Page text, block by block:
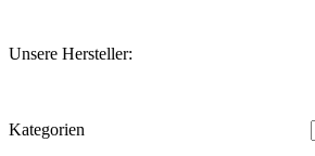
Unsere Hersteller:
Kategorien